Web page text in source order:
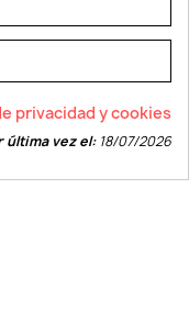
normas dictadas por la
privacidad y cookies
última vez el:18/07/2026